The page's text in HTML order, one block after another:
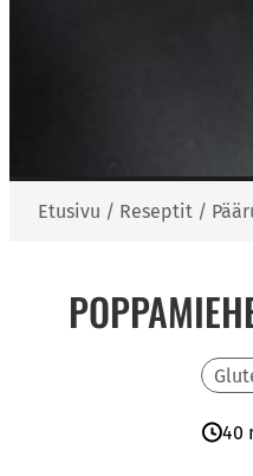
Etusivu / Reseptit /
40